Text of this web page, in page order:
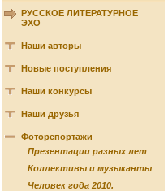
РУССКОЕ ЛИТЕРАТУРНОЕ
ЭХО
Наши авторы
Новые поступления
Наши конкурсы
Наши друзья
Фоторепортажи
Презентации разных лет
Коллективы и музыканты
Человек года 2010.